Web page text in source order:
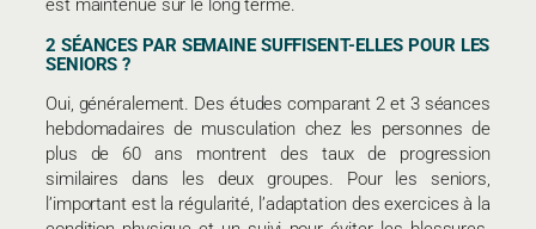
est maintenue sur le long terme.
2 SÉANCES PAR SEMAINE SUFFISENT-ELLES POUR LES
SENIORS ?
Oui, généralement. Des études comparant 2 et 3 séances
hebdomadaires de musculation chez les personnes de
plus de 60 ans montrent des taux de progression
similaires dans les deux groupes. Pour les seniors,
l’important est la régularité, l’adaptation des exercices à la